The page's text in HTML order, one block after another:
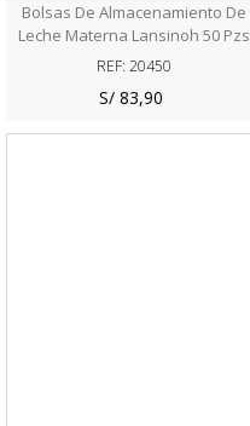
Bolsas De Almacenamiento De
Leche Materna Lansinoh 50 Pzs
6oz
REF: 20450
S/ 83,90